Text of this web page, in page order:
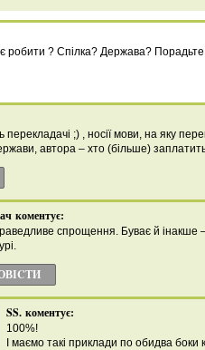
робити ? Спілка? Держава?
перекладачі ;) , носії мови, на яку
автора – хто (більше)
коментує:
спрощення. Буває й інакше
SS. коментує:
100%!
І маємо такі приклади по обидва